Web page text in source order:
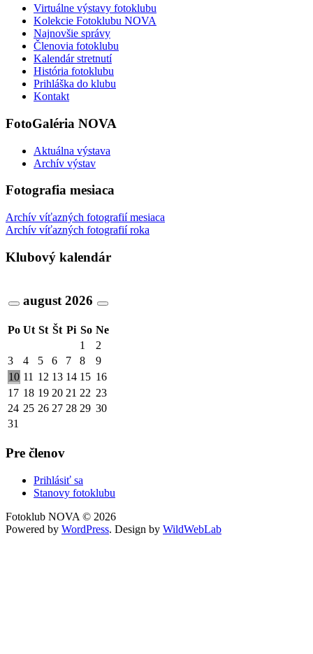
Virtuálne výstavy fotoklubu
Kolekcie Fotoklubu NOVA
Najnovšie správy
Členovia fotoklubu
Kalendár stretnutí
História fotoklubu
Prihláška do klubu
Kontakt
FotoGaléria NOVA
Aktuálna výstava
Archív výstav
Fotografia mesiaca
Archív víťazných fotografií mesiaca
Archív víťazných fotografií roka
Klubový kalendár
august 2026
Po Ut St Št Pi So Ne
1
2
3
4 5 6 7 8
9
10 11 12 13 14 15 16
17 18 19 20 21 22 23
24 25 26 27 28 29 30
31
Pre členov
Prihlásiť sa
Stanovy fotoklubu
Fotoklub NOVA © 2026
Powered by WordPress. Design by WildWebLab